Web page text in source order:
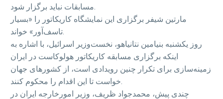
مسابقات نباید برگزار شود.
مارتین شیفر برگزاری این نمایشگاه کاریکاتور را «بسیار
تاسف‌آور» خواند.
روز یکشنبه بنیامین نتانیاهو، نخست‌وزیر اسرائیل، با اشاره به
اینکه برگزاری مسابقه‌ کاریکاتور هولوکاست در ایران
زمینه‌سازی برای تکرار چنین رویدادی است، از کشورهای جهان
خواست تا این اقدام را محکوم کنند.
چندی پیش،‌ محمدجواد ظریف، وزیر امورخارجه ایران در